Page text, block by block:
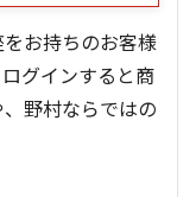
をお持ちのお客様
グインすると商
野村ならではの